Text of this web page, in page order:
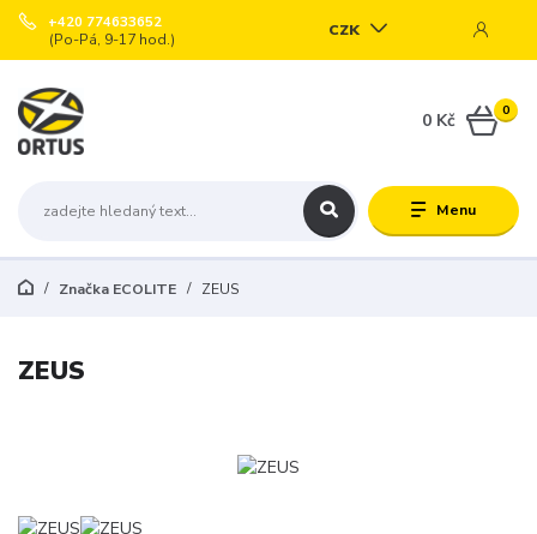
Menu
CZK
+420 774633652
(Po-Pá, 9-17 hod.)
0
0 Kč
Značka ECOLITE ZEUS
ZEUS